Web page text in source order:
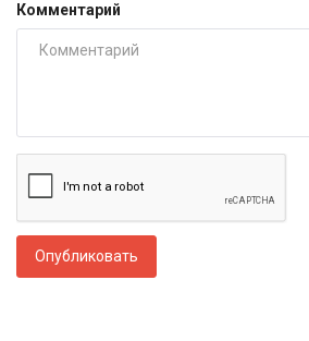
Комментарий
Опубликовать